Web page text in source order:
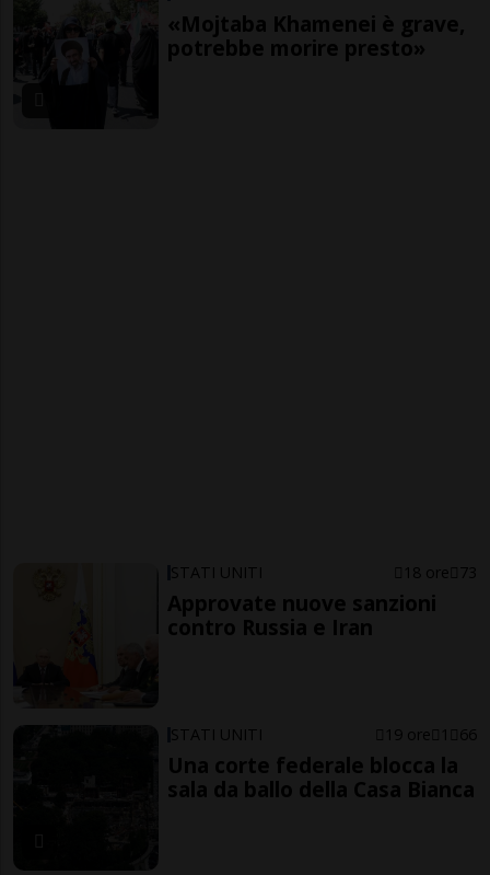
«Mojtaba Khamenei è grave,
potrebbe morire presto»
STATI UNITI 18 ore 73
Approvate nuove sanzioni
contro Russia e Iran
STATI UNITI 19 ore 1 66
Una corte federale blocca la
sala da ballo della Casa Bianca